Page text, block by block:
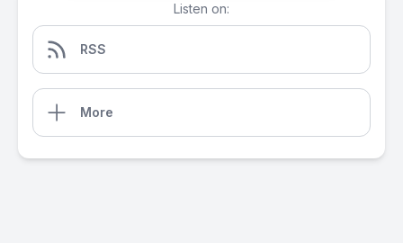
Listen on:
RSS
More